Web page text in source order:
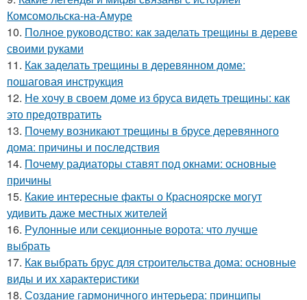
Комсомольска-на-Амуре
10. Полное руководство: как заделать трещины в дереве
своими руками
11. Как заделать трещины в деревянном доме:
пошаговая инструкция
12. Не хочу в своем доме из бруса видеть трещины: как
это предотвратить
13. Почему возникают трещины в брусе деревянного
дома: причины и последствия
14. Почему радиаторы ставят под окнами: основные
причины
15. Какие интересные факты о Красноярске могут
удивить даже местных жителей
16. Рулонные или секционные ворота: что лучше
выбрать
17. Как выбрать брус для строительства дома: основные
виды и их характеристики
18. Создание гармоничного интерьера: принципы